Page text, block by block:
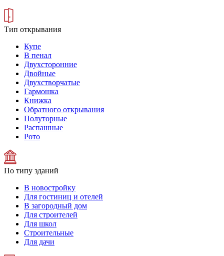
Тип открывания
Купе
В пенал
Двухсторонние
Двойные
Двухстворчатые
Гармошка
Книжка
Обратного открывания
Полуторные
Распашные
Рото
По типу зданий
В новостройку
Для гостиниц и отелей
В загородный дом
Для строителей
Для школ
Строительные
Для дачи